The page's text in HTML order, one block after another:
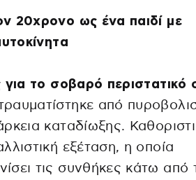
20χρονο ως ένα παιδί με
για το σοβαρό περιστατικό
από
καταδίωξης.
εξέταση, η οποία
τις συνθήκες κάτω από